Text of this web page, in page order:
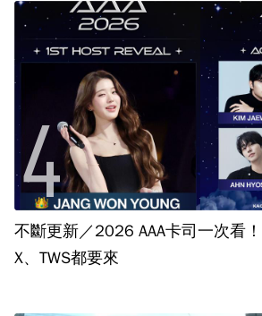
不斷更新／2026 AAA卡司一次看
X、TWS都要來